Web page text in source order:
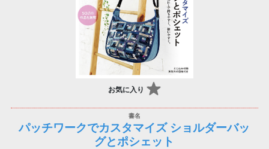
お気に入り
パッチワークでカスタマイズ ショルダーバッ
グとポシェット